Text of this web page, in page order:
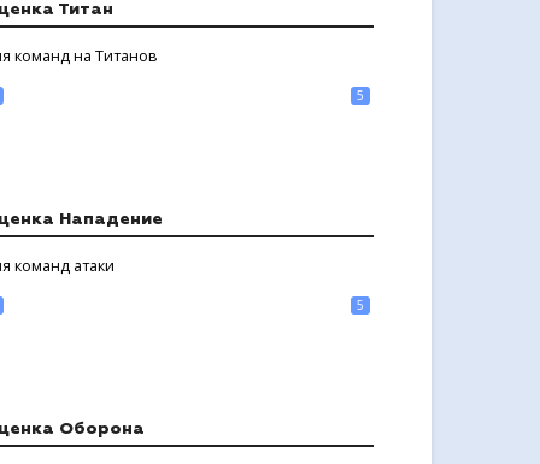
Титан
команд на Титанов
5
Нападение
команд атаки
5
Оборона